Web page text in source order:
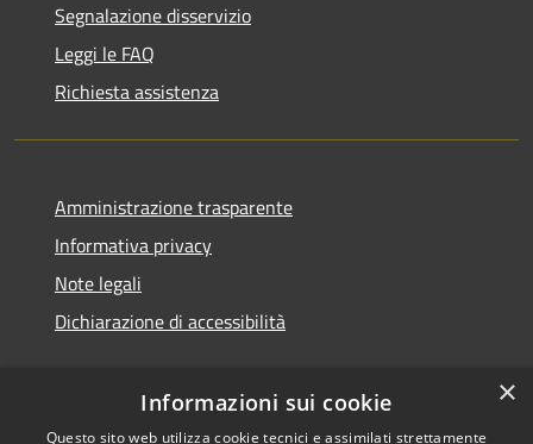
Segnalazione disservizio
Leggi le FAQ
Richiesta assistenza
Amministrazione trasparente
Informativa privacy
Note legali
Dichiarazione di accessibilità
×
Informazioni sui cookie
Questo sito web utilizza cookie tecnici e assimilati strettamente